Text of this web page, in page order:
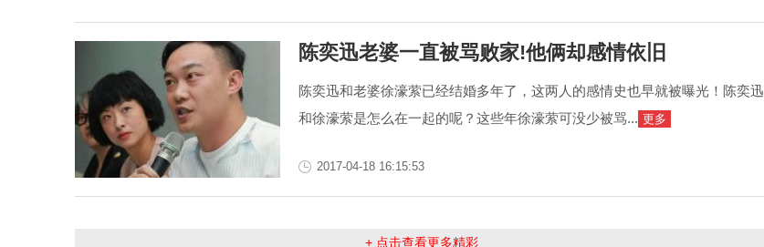
陈奕迅老婆一直被骂败家!他俩却感情依旧
陈奕迅和老婆徐濠萦已经结婚多年了，这两人的感情史也早就被曝光！陈奕迅
和徐濠萦是怎么在一起的呢？这些年徐濠萦可没少被骂... 更多
2017-04-18 16:15:53
+ 点击查看更多精彩